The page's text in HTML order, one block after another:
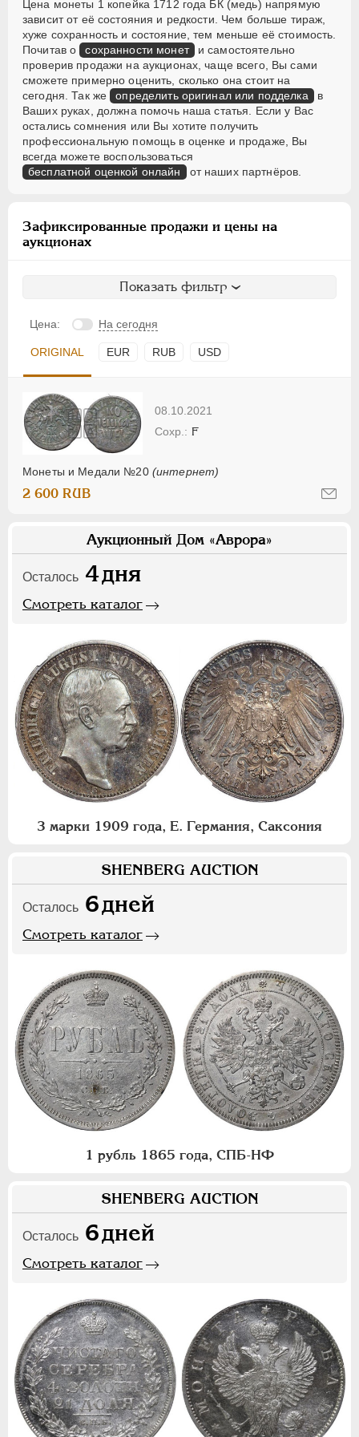
Цена монеты 1 копейка 1712 года БК (медь) напрямую
зависит от её состояния и редкости. Чем больше тираж,
хуже сохранность и состояние, тем меньше её стоимость.
Почитав о сохранности монет и самостоятельно
проверив продажи на аукционах, чаще всего, Вы сами
сможете примерно оценить, сколько она стоит на
сегодня. Так же определить оригинал или подделка в
Ваших руках, должна помочь наша статья. Если у Вас
остались сомнения или Вы хотите получить
профессиональную помощь в оценке и продаже, Вы
всегда можете воспользоваться
бесплатной оценкой онлайн от наших партнёров.
Зафиксированные продажи и цены на
аукционах
Показать фильтр
Цена: На сегодня
ORIGINAL EUR RUB USD
08.10.2021
Монеты и Медали №20 (интернет)
F
2 600 RUB
Аукционный Дом «Аврора»
Осталось 4дня
Смотреть каталог
3 марки 1909 года, Е. Германия, Саксония
SHENBERG AUCTION
Осталось 6дней
Смотреть каталог
1 рубль 1865 года, СПБ-НФ
SHENBERG AUCTION
Осталось 6дней
Смотреть каталог